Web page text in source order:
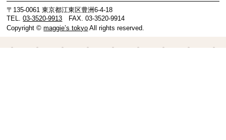
〒135-0061 東京都江東区豊洲6-4-18
TEL.03-3520-9913 FAX. 03-3520-9914
Copyright ©maggie’s tokyo All rights reserved.